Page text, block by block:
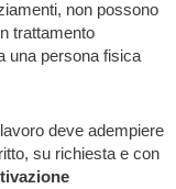
non possono
trattamento
una persona fisica
deve adempiere
su richiesta e con